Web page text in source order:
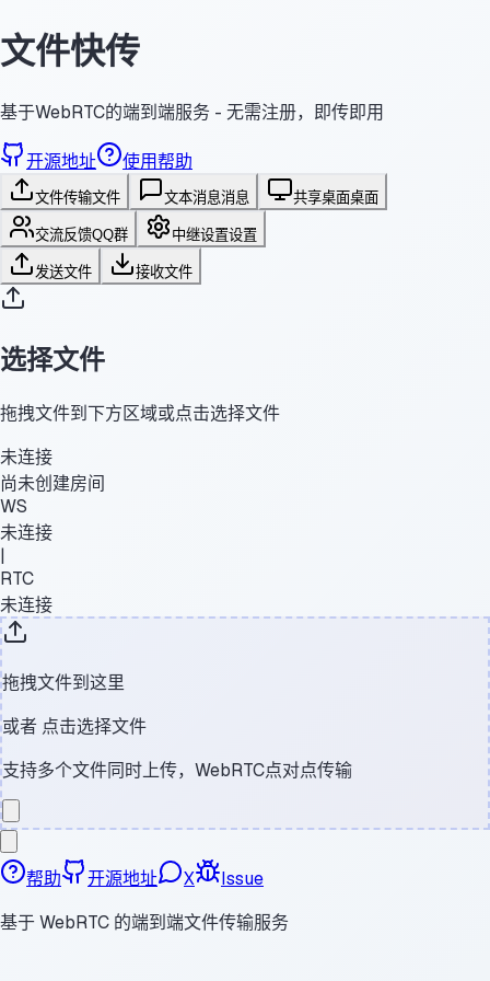
文件快传
基于WebRTC的端到端服务 - 无需注册，即传即用
开源地址 使用帮助
文件传输文件 文本消息消息 共享桌面桌面
交流反馈QQ群 中继设置设置
发送文件 接收文件
选择文件
拖拽文件到下方区域或点击选择文件
未连接
尚未创建房间
WS
未连接
|
RTC
未连接
拖拽文件到这里
或者 点击选择文件
支持多个文件同时上传，WebRTC点对点传输
帮助 开源地址 X
Issue
基于 WebRTC 的端到端文件传输服务